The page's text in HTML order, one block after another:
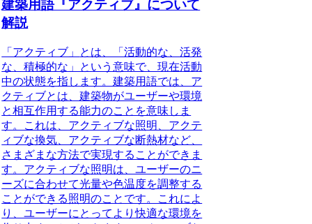
建築用語『アクティブ』について
解説
「アクティブ」
とは、「活動的な、活発
な、積極的な」という意味で、現在活動
中の状態を指します。建築用語では、ア
クティブとは、建築物がユーザーや環境
と相互作用する能力のことを意味しま
す。これは、アクティブな照明、アクテ
ィブな換気、アクティブな断熱材など、
さまざまな方法で実現することができま
す。アクティブな照明は、ユーザーのニ
ーズに合わせて光量や色温度を調整する
ことができる照明のことです。これによ
り、ユーザーにとってより快適な環境を